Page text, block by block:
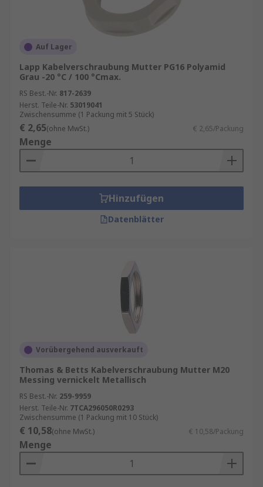
Auf Lager
Lapp Kabelverschraubung Mutter PG16 Polyamid
Grau -20 °C / 100 °Cmax.
RS Best.-Nr. 817-2639
Herst. Teile-Nr. 53019041
Zwischensumme (1 Packung mit 5 Stück)
€ 2,65(ohne MwSt.) € 2,65/Packung
Menge
Hinzufügen
Datenblätter
Vorübergehend ausverkauft
Thomas & Betts Kabelverschraubung Mutter M20
Messing vernickelt Metallisch
RS Best.-Nr. 259-9959
Herst. Teile-Nr. 7TCA296050R0293
Zwischensumme (1 Packung mit 10 Stück)
€ 10,58(ohne MwSt.) € 10,58/Packung
Menge